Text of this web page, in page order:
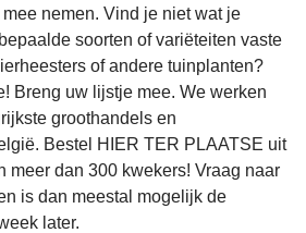
nemen. Vind je niet wat je
soorten of variëteiten vaste
of andere tuinplanten?
Breng uw lijstje mee. We werken
groothandels en
Bestel HIER TER PLAATSE uit
meer dan 300 kwekers! Vraag naar
is dan meestal mogelijk de
later.